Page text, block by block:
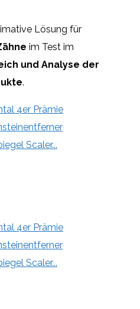
Lösung für
im Test im
und Analyse der
.
4er Prämie
Scaler...
4er Prämie
Scaler...